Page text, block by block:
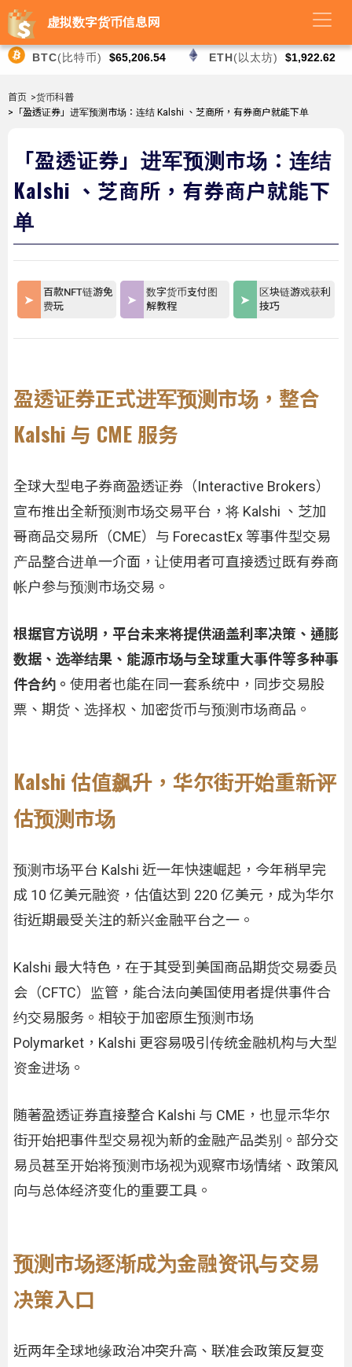
虚拟数字货币信息网
BTC(比特币) $65,206.54 ETH(以太坊) $1,922.62
首页 >货币科普
>「盈透证券」进军预测市场：连结 Kalshi 、芝商所，有券商户就能下单
「盈透证券」进军预测市场：连结
Kalshi 、芝商所，有券商户就能下
单
百款NFT链游免
费玩
数字货币支付图
解教程
区块链游戏获利
技巧
盈透证券正式进军预测市场，整合
Kalshi 与 CME 服务
全球大型电子券商盈透证券（Interactive Brokers）
宣布推出全新预测市场交易平台，将 Kalshi 、芝加
哥商品交易所（CME）与 ForecastEx 等事件型交易
产品整合进单一介面，让使用者可直接透过既有券商
帐户参与预测市场交易。
根据官方说明，平台未来将提供涵盖利率决策、通膨
数据、选举结果、能源市场与全球重大事件等多种事
件合约。 使用者也能在同一套系统中，同步交易股
票、期货、选择权、加密货币与预测市场商品。
Kalshi 估值飙升，华尔街开始重新评
估预测市场
预测市场平台 Kalshi 近一年快速崛起，今年稍早完
成 10 亿美元融资，估值达到 220 亿美元，成为华尔
街近期最受关注的新兴金融平台之一。
Kalshi 最大特色，在于其受到美国商品期货交易委员
会（CFTC）监管，能合法向美国使用者提供事件合
约交易服务。相较于加密原生预测市场
Polymarket，Kalshi 更容易吸引传统金融机构与大型
资金进场。
随著盈透证券直接整合 Kalshi 与 CME，也显示华尔
街开始把事件型交易视为新的金融产品类别。部分交
易员甚至开始将预测市场视为观察市场情绪、政策风
向与总体经济变化的重要工具。
预测市场逐渐成为金融资讯与交易
决策入口
近两年全球地缘政治冲突升高、联准会政策反复变